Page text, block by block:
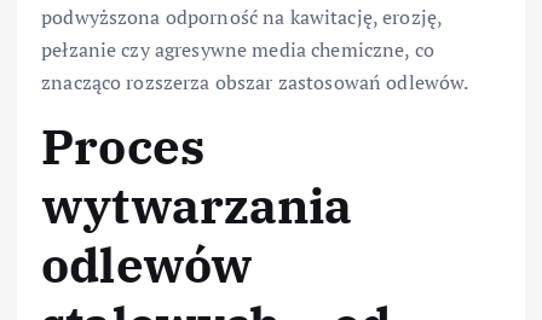
podwyższona odporność na kawitację, erozję,
pełzanie czy agresywne media chemiczne, co
znacząco rozszerza obszar zastosowań odlewów.
Proces
wytwarzania
odlewów